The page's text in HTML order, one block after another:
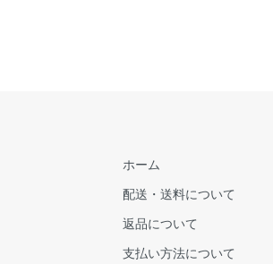
ホーム
配送・送料について
返品について
支払い方法について